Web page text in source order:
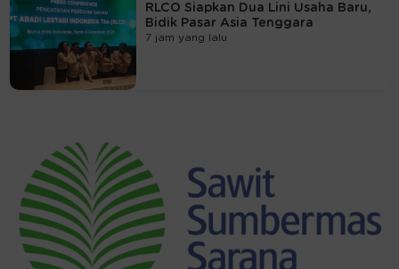
RLCO Siapkan Dua Lini Usaha Baru,
Bidik Pasar Asia Tenggara
7 jam yang lalu